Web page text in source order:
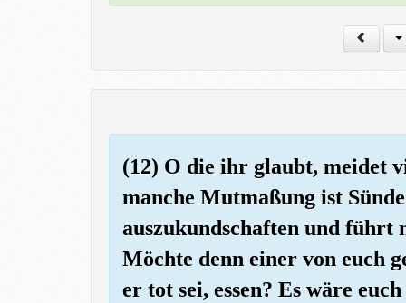
(12) O die ihr glaubt, meidet
manche Mutmaßung ist
auszukundschaften und führt
Möchte denn einer von euch
er tot sei, essen? Es wäre